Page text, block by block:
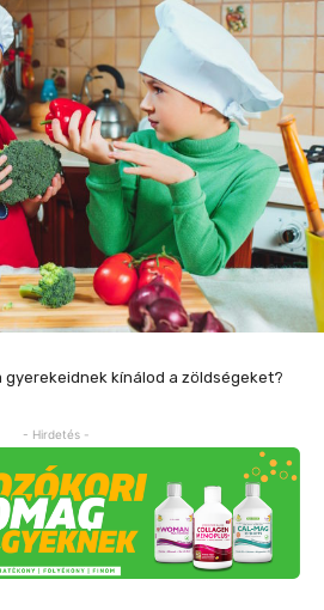
gyerekeidnek kínálod a zöldségeket?
- Hirdetés -